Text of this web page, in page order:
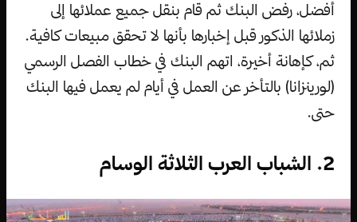
أفضل، رفض البنك ثم قام بنقل جميع عملائها إلى
زملائها الذكور قبل إخبارها بأنها لا تحقق مبيعات كافية.
ثم، كإهانة أخيرة، اتهم البنك في خطاب الفصل الرسمي
(لورينزانا) بالتأخر عن العمل في أيام لم يعمل فيها البنك
حتى.
2. الشباب العرب الثلاثة الوسام